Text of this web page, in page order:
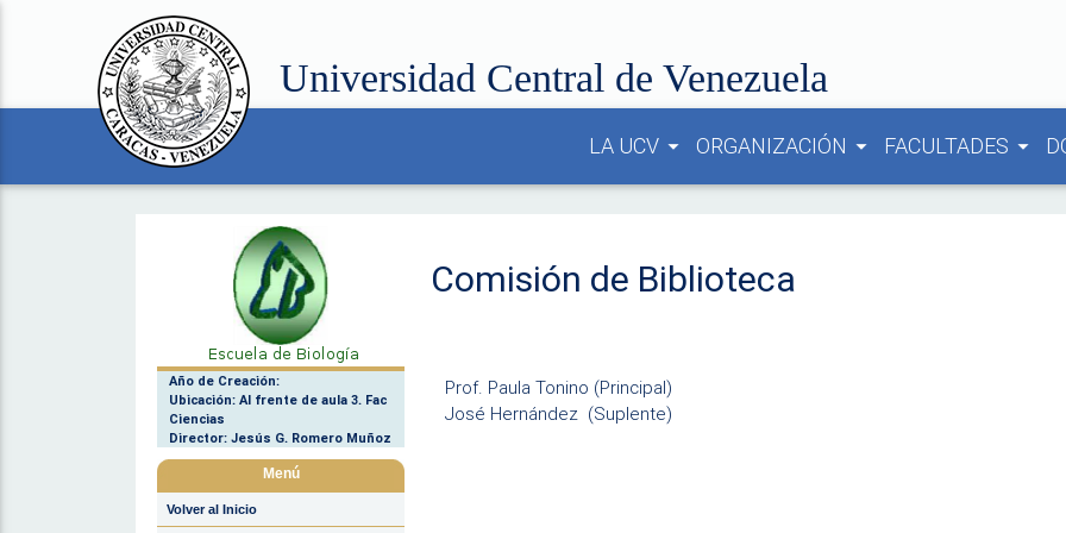
Universidad Central de Venezuela
LA UCV arrow_drop_down ORGANIZACIÓN arrow_drop_down FACULTADES arrow_drop_down
Año de Creación:
Ubicación: Al frente de aula 3. Fac
Ciencias
Director: Jesús G. Romero Muñoz
Menú
Volver al Inicio
Comisión de Biblioteca
Prof. Paula Tonino (Principal)
José Hernández (Suplente)